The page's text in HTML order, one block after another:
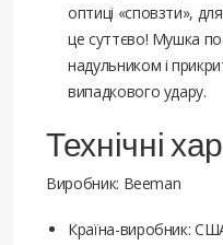
оптиці «сповзти»,
це суттєво! Мушка
надульником і
випадкового удару.
Технічні
Виробник: Beeman
Країна-виробник: